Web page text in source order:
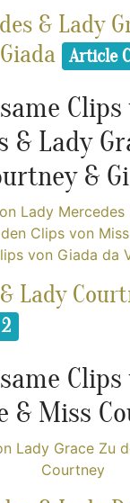
& Lady
Article
& Lady
&
Lady Mercedes
Clips von
von Giada da
Lady
& Miss
Lady Grace Zu
Courtney